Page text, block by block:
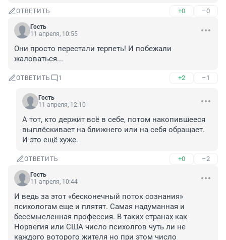
ОТВЕТИТЬ +0 –0
Гость
11 апреля, 10:55
Они просто перестали терпеть! И побежали
жаловаться...
ОТВЕТИТЬ 1 +2 –1
Гость
11 апреля, 12:10
А тот, кто держит всё в себе, потом накопившееся
выплёскивает на ближнего или на себя обращает.
И это ещё хуже.
ОТВЕТИТЬ +0 –2
Гость
11 апреля, 10:44
И ведь за этот «бесконечный поток сознания»
психологам еще и плятят. Самая надуманная и
бессмысленная профессия. В таких странах как
Норвегия или США число психолгов чуть ли не
каждого воторого жителя но при этом число